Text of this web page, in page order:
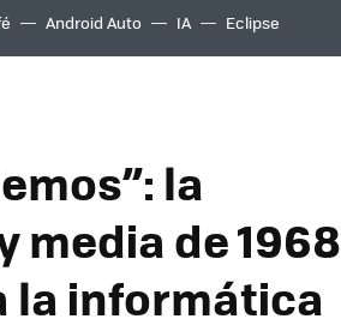
Android Auto IA Eclipse
la
media de 1968
la informática